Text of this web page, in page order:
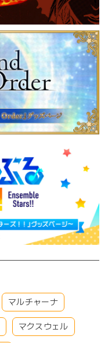
マルチャーナ
マクスウェル